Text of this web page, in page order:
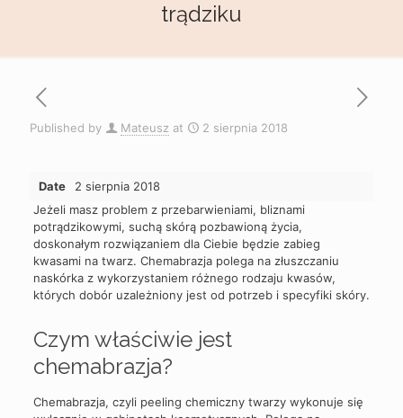
trądziku
Published by Mateusz at 2 sierpnia 2018
Date
2 sierpnia 2018
Jeżeli masz problem z przebarwieniami, bliznami
potrądzikowymi, suchą skórą pozbawioną życia,
doskonałym rozwiązaniem dla Ciebie będzie zabieg
kwasami na twarz. Chemabrazja polega na złuszczaniu
naskórka z wykorzystaniem różnego rodzaju kwasów,
których dobór uzależniony jest od potrzeb i specyfiki skóry.
Czym właściwie jest
chemabrazja?
Chemabrazja, czyli peeling chemiczny twarzy wykonuje się